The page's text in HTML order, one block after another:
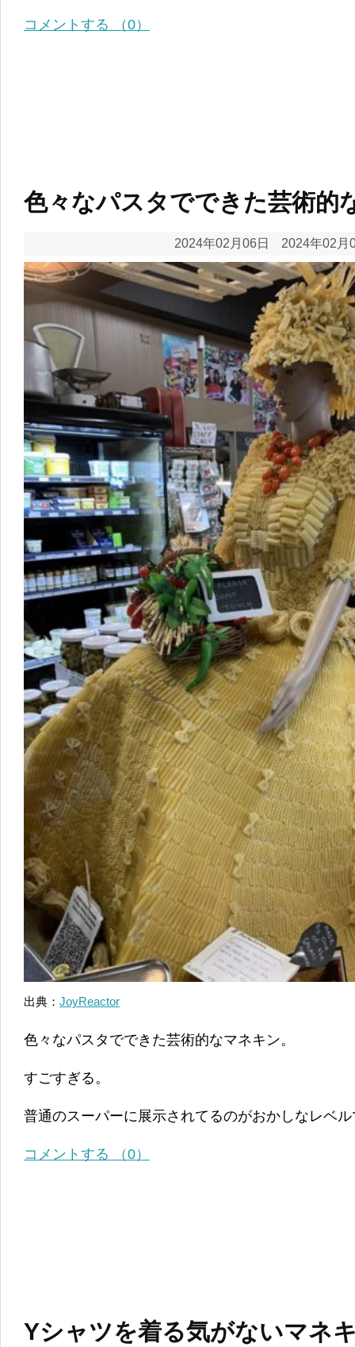
コメントする （0）
色々なパスタでできた芸術的
2024年02月06日 2024年02月
出典： JoyReactor
色々なパスタでできた芸術的なマネキン。
すごすぎる。
普通のスーパーに展示されてるのがおかしなレベ
コメントする （0）
Yシャツを着る気がないマネ